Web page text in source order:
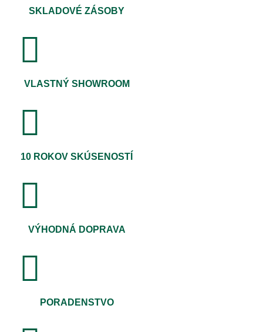
SKLADOVÉ ZÁSOBY
VLASTNÝ SHOWROOM
10 ROKOV SKÚSENOSTÍ
VÝHODNÁ DOPRAVA
PORADENSTVO